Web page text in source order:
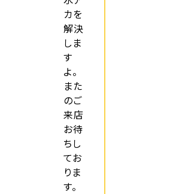
カを
解決
しま
す
よ。
また
のご
来店
お待
ちし
てお
りま
す。